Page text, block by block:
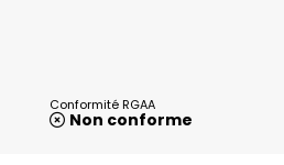
Conformité RGAA
Non conforme